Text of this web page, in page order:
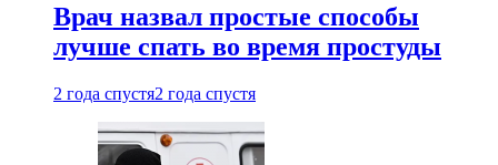
Врач назвал простые способы
лучше спать во время простуды
2 года спустя2 года спустя